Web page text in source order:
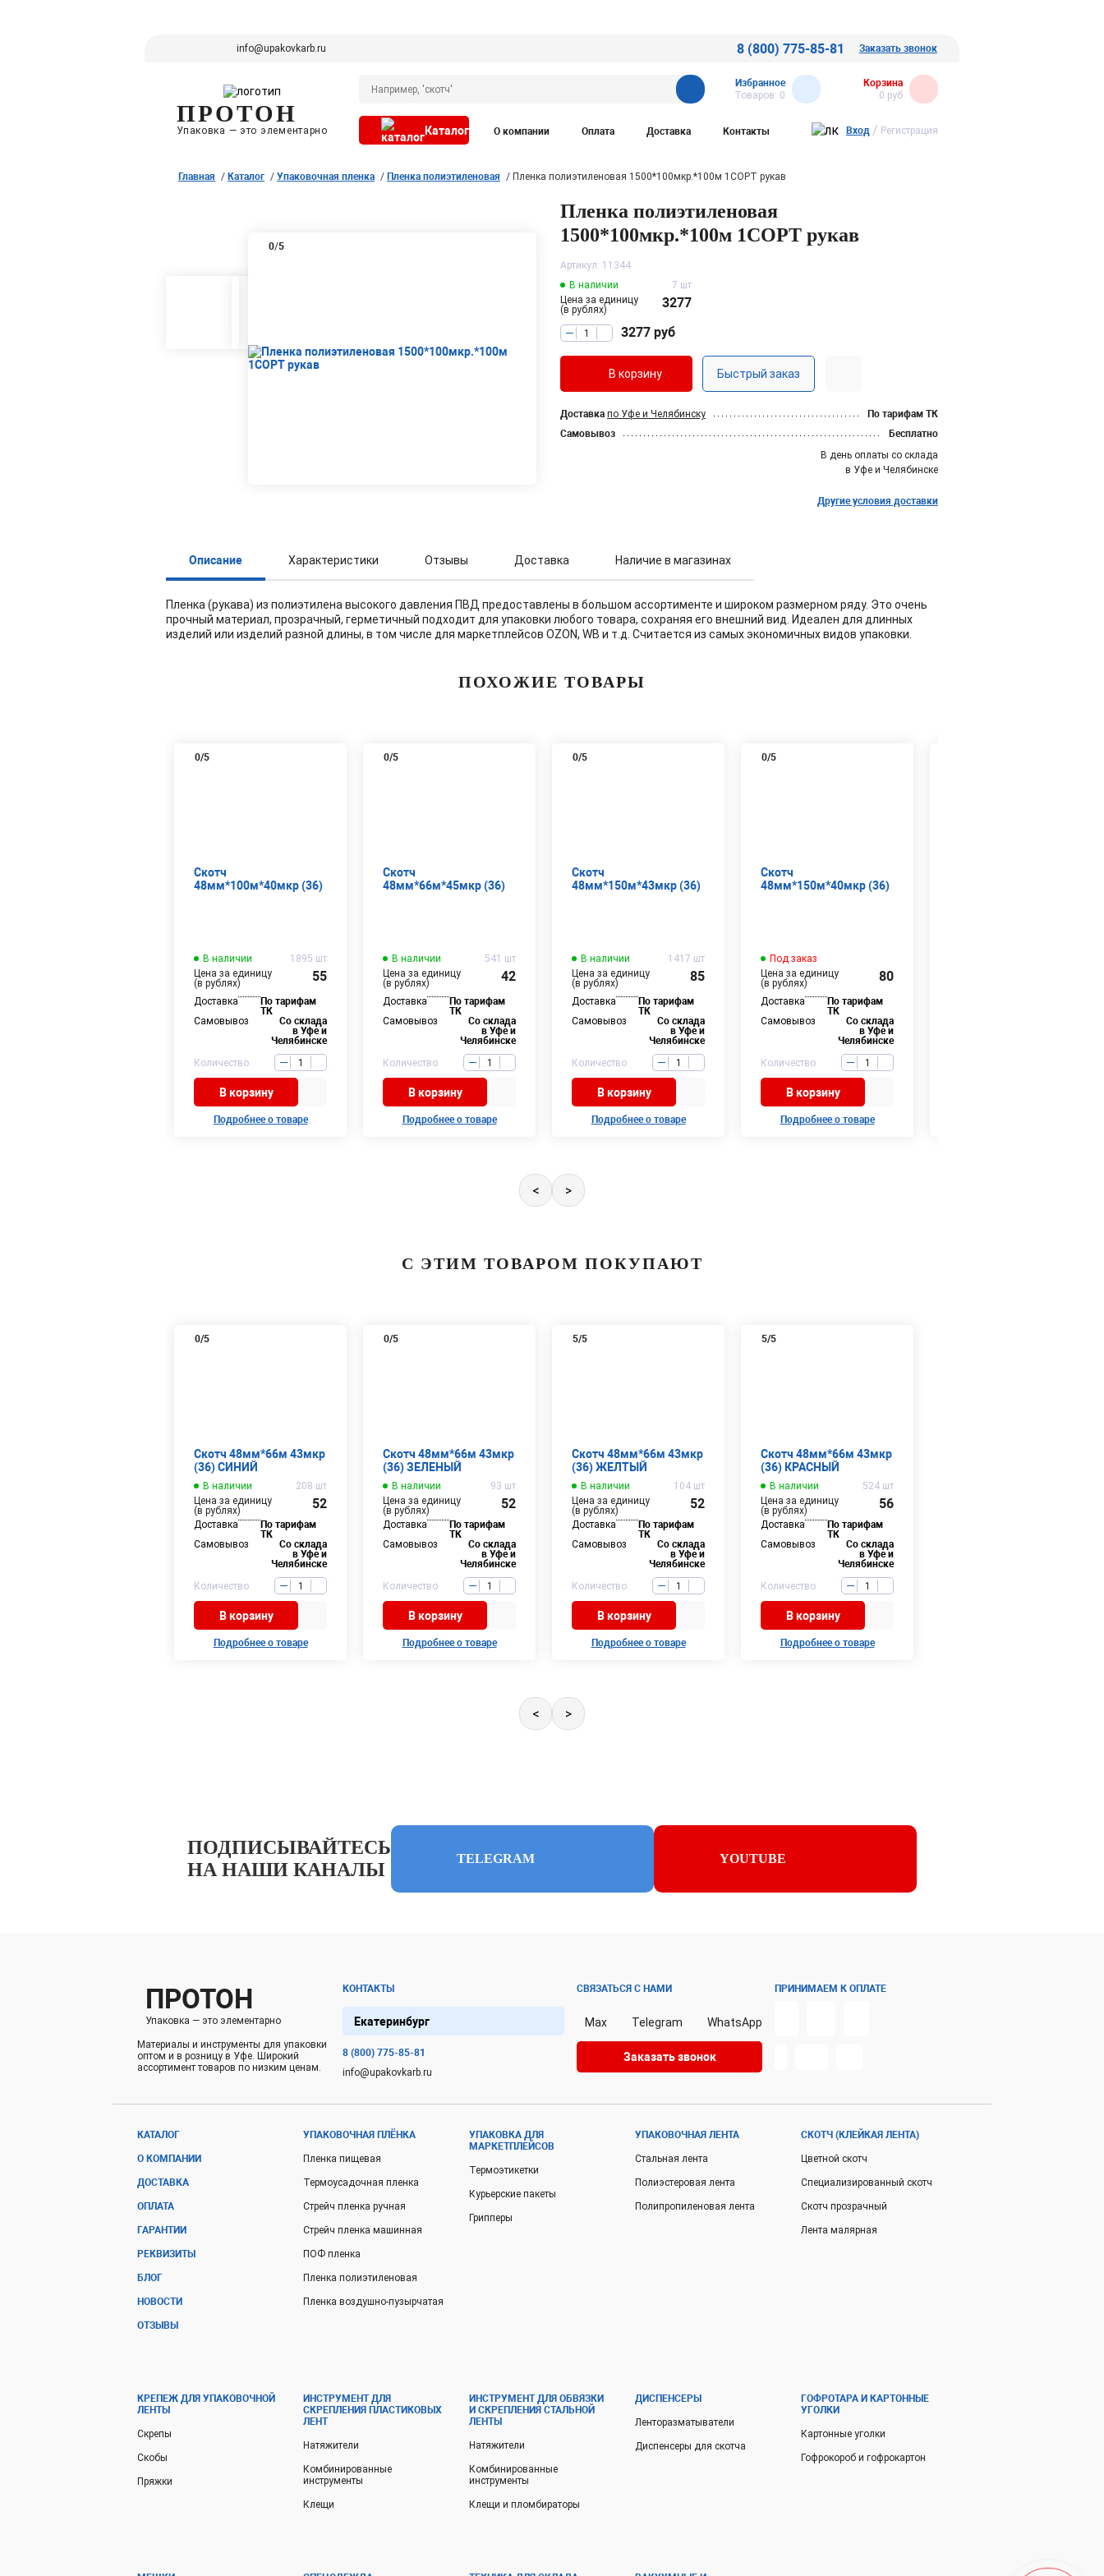
info@upakovkarb.ru 8 (800) 775-85-81 Заказать звонок
ПРОТОН
Упаковка — это элементарно
Избранное
Товаров: 0
Корзина
0 руб
Каталог О компании Оплата Доставка Контакты Вход / Регистрация
Главная Каталог Упаковочная пленка Пленка полиэтиленовая Пленка полиэтиленовая 1500*100мкр.*100м 1СОРТ рукав
0/5
Пленка полиэтиленовая
1500*100мкр.*100м 1СОРТ рукав
Артикул: 11344
В наличии
7 шт
Цена за единицу
(в рублях)
3277
3277 руб
В корзину Быстрый заказ
Доставка по Уфе и Челябинску
По тарифам ТК
Самовывоз
Бесплатно
В день оплаты со склада
в Уфе и Челябинске
Другие условия доставки
Описание Характеристики Отзывы Доставка Наличие в магазинах
Пленка (рукава) из полиэтилена высокого давления ПВД предоставлены в большом ассортименте и широком размерном ряду. Это очень
прочный материал, прозрачный, герметичный подходит для упаковки любого товара, сохраняя его внешний вид. Идеален для длинных
изделий или изделий разной длины, в том числе для маркетплейсов OZON, WB и т.д. Считается из самых экономичных видов упаковки.
ПОХОЖИЕ ТОВАРЫ
0/5
Скотч
48мм*100м*40мкр (36)
В наличии
1895 шт
Цена за единицу
(в рублях)
55
Доставка
По тарифам
ТК
Самовывоз
Со склада
в Уфе и
Челябинске
Количество
В корзину
Подробнее о товаре
0/5
Скотч
48мм*66м*45мкр (36)
В наличии
541 шт
Цена за единицу
(в рублях)
42
Доставка
По тарифам
ТК
Самовывоз
Со склада
в Уфе и
Челябинске
Количество
В корзину
Подробнее о товаре
0/5
Скотч
48мм*150м*43мкр (36)
В наличии
1417 шт
Цена за единицу
(в рублях)
85
Доставка
По тарифам
ТК
Самовывоз
Со склада
в Уфе и
Челябинске
Количество
В корзину
Подробнее о товаре
0/5
Скотч
48мм*150м*40мкр (36)
Под заказ
Цена за единицу
(в рублях)
80
Доставка
По тарифам
ТК
Самовывоз
Со склада
в Уфе и
Челябинске
Количество
В корзину
Подробнее о товаре
< >
С ЭТИМ ТОВАРОМ ПОКУПАЮТ
0/5
Скотч 48мм*66м 43мкр
(36) СИНИЙ
В наличии
208 шт
Цена за единицу
(в рублях)
52
Доставка
По тарифам
ТК
Самовывоз
Со склада
в Уфе и
Челябинске
Количество
В корзину
Подробнее о товаре
0/5
Скотч 48мм*66м 43мкр
(36) ЗЕЛЕНЫЙ
В наличии
93 шт
Цена за единицу
(в рублях)
52
Доставка
По тарифам
ТК
Самовывоз
Со склада
в Уфе и
Челябинске
Количество
В корзину
Подробнее о товаре
5/5
Скотч 48мм*66м 43мкр
(36) ЖЕЛТЫЙ
В наличии
104 шт
Цена за единицу
(в рублях)
52
Доставка
По тарифам
ТК
Самовывоз
Со склада
в Уфе и
Челябинске
Количество
В корзину
Подробнее о товаре
5/5
Скотч 48мм*66м 43мкр
(36) КРАСНЫЙ
В наличии
524 шт
Цена за единицу
(в рублях)
56
Доставка
По тарифам
ТК
Самовывоз
Со склада
в Уфе и
Челябинске
Количество
В корзину
Подробнее о товаре
< >
ПОДПИСЫВАЙТЕСЬ
НА НАШИ КАНАЛЫ
TELEGRAM YOUTUBE
ПРОТОН
Упаковка — это элементарно
Материалы и инструменты для упаковки
оптом и в розницу в Уфе. Широкий
ассортимент товаров по низким ценам.
КОНТАКТЫ
Екатеринбург
8 (800) 775-85-81
info@upakovkarb.ru
СВЯЗАТЬСЯ С НАМИ
Max Telegram WhatsApp
Заказать звонок
ПРИНИМАЕМ К ОПЛАТЕ
КАТАЛОГ
О КОМПАНИИ
ДОСТАВКА
ОПЛАТА
ГАРАНТИИ
РЕКВИЗИТЫ
БЛОГ
НОВОСТИ
ОТЗЫВЫ
УПАКОВОЧНАЯ ПЛЁНКА
Пленка пищевая
Термоусадочная пленка
Стрейч пленка ручная
Стрейч пленка машинная
ПОФ пленка
Пленка полиэтиленовая
Пленка воздушно-пузырчатая
УПАКОВКА ДЛЯ
МАРКЕТПЛЕЙСОВ
Термоэтикетки
Курьерские пакеты
Грипперы
УПАКОВОЧНАЯ ЛЕНТА
Стальная лента
Полиэстеровая лента
Полипропиленовая лента
СКОТЧ (КЛЕЙКАЯ ЛЕНТА)
Цветной скотч
Специализированный скотч
Скотч прозрачный
Лента малярная
КРЕПЕЖ ДЛЯ УПАКОВОЧНОЙ
ЛЕНТЫ
Скрепы
Скобы
Пряжки
ИНСТРУМЕНТ ДЛЯ
СКРЕПЛЕНИЯ ПЛАСТИКОВЫХ
ЛЕНТ
Натяжители
Комбинированные
инструменты
Клещи
ИНСТРУМЕНТ ДЛЯ ОБВЯЗКИ
И СКРЕПЛЕНИЯ СТАЛЬНОЙ
ЛЕНТЫ
Натяжители
Комбинированные
инструменты
Клещи и пломбираторы
ДИСПЕНСЕРЫ
Ленторазматыватели
Диспенсеры для скотча
ГОФРОТАРА И КАРТОННЫЕ
УГОЛКИ
Картонные уголки
Гофрокороб и гофрокартон